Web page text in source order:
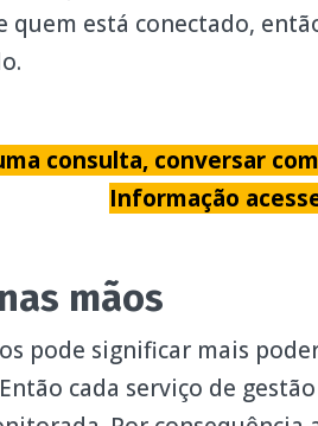
quem está conectado,
consulta, conversar
Informação
mãos
pode significar mais
cada serviço de